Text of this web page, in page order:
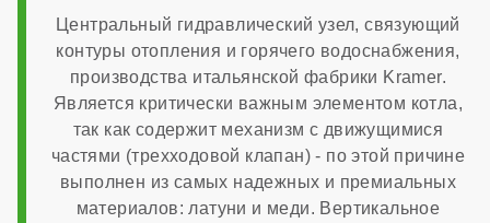
Диаметр патрубков горячего водоснабжения
1/2 дюйма
Диаметр газового патрубка
Центральный гидравлический узел, связующий
контуры отопления и горячего водоснабжения,
производства итальянской фабрики Kramer.
Является критически важным элементом котла,
так как содержит механизм с движущимися
частями (трехходовой клапан) - по этой причине
выполнен из самых надежных и премиальных
материалов: латуни и меди. Вертикальное